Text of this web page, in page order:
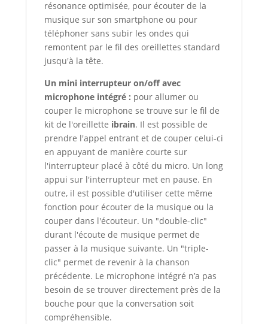
résonance optimisée, pour écouter de la
musique sur son smartphone ou pour
téléphoner sans subir les ondes qui
remontent par le fil des oreillettes standard
jusqu'à la tête.
Un mini interrupteur on/off avec
microphone intégré : pour allumer ou
couper le microphone se trouve sur le fil de
kit de l'oreillette ibrain. Il est possible de
prendre l'appel entrant et de couper celui-ci
en appuyant de manière courte sur
l'interrupteur placé à côté du micro. Un long
appui sur l'interrupteur met en pause. En
outre, il est possible d'utiliser cette même
fonction pour écouter de la musique ou la
couper dans l'écouteur. Un "double-clic"
durant l'écoute de musique permet de
passer à la musique suivante. Un "triple-
clic" permet de revenir à la chanson
précédente. Le microphone intégré n’a pas
besoin de se trouver directement près de la
bouche pour que la conversation soit
compréhensible.